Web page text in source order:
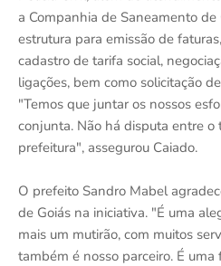
a Companhia de Saneamento
estrutura para emissão de
cadastro de tarifa social,
ligações, bem como solicitação
"Temos que juntar os nossos
conjunta. Não há disputa entre o
prefeitura", assegurou Caiado.
O prefeito Sandro Mabel
de Goiás na iniciativa. "É uma
mais um mutirão, com muitos
também é nosso parceiro. É